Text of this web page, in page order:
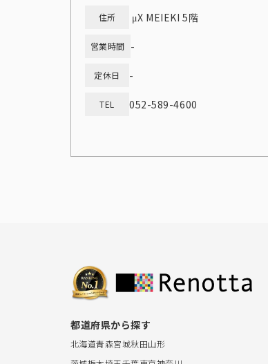
住所 μX MEIEKI 5階
営業時間 -
定休日 -
TEL 052-589-4600
都道府県から探す
北海道青森宮城秋田山形